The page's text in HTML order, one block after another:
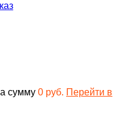
сумму 0 руб. Перейти в